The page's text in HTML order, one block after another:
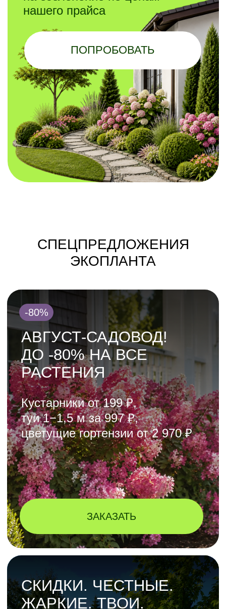
-50% НА ЦВЕТУЩИЕ
ГОРТЕНЗИИ!
ЗАКАЗАТЬ
-50%
Преобразите сад за один день
ТОП-20 сортов
от4 455 ₽2 970 ₽
ЗАКАЗАТЬ
Кустарники от 199 ₽,
туи 1−1,5 м за 997 ₽,
цветущие гортензии от 2 970 ₽
ТУЯ 1−1,5 М ЗА 997 ₽
Мечта о живой изгороди стала
вдвое доступнее!
Жарче +20°? Скидка* равна
температуре за окном!
СКИДКИ. ЧЕСТНЫЕ.
ЖАРКИЕ. ТВОИ.